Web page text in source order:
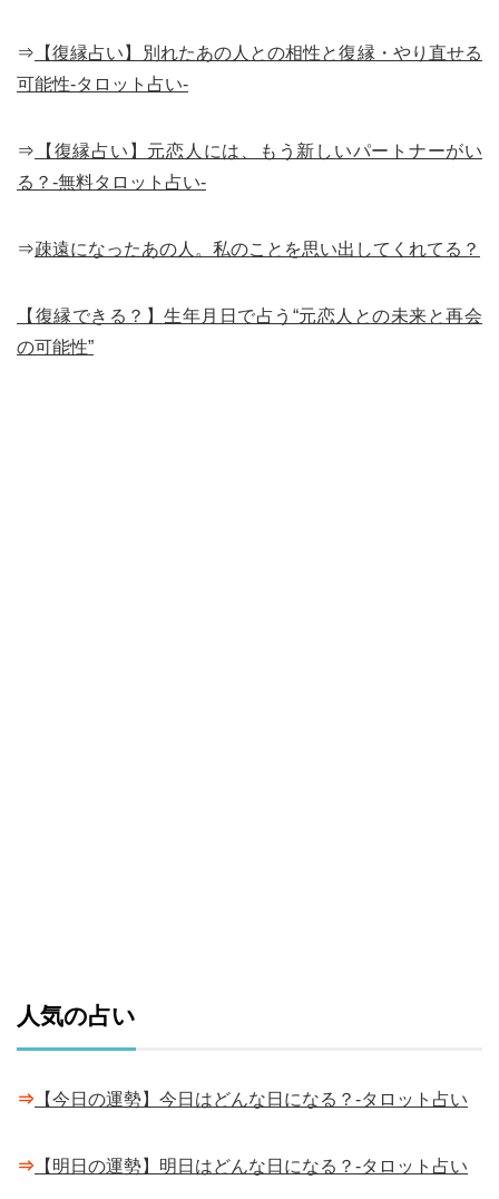
⇒ 【復縁占い】別れたあの人との相性と復縁・やり直せる
可能性-タロット占い-
⇒ 【復縁占い】元恋人には、もう新しいパートナーがい
る？-無料タロット占い-
⇒疎遠になったあの人。私のことを思い出してくれてる？
【復縁できる？】生年月日で占う“元恋人との未来と再会
の可能性”
人気の占い
⇒ 【今日の運勢】今日はどんな日になる？-タロット占い
⇒ 【明日の運勢】明日はどんな日になる？-タロット占い